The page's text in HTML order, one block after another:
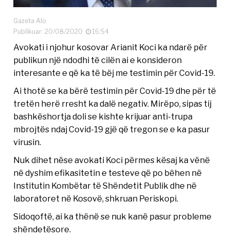
Gazeta Alo
Publikuar: 20/08/2020
16:54
Avokati i njohur kosovar Arianit Koci ka ndarë për
publikun një ndodhi të cilën ai e konsideron
interesante e që ka të bëj me testimin për Covid-19.
Ai thotë se ka bërë testimin për Covid-19 dhe për të
tretën herë rresht ka dalë negativ. Mirëpo, sipas tij
bashkëshortja doli se kishte krijuar anti-trupa
mbrojtës ndaj Covid-19 gjë që tregon se e ka pasur
virusin.
Nuk dihet nëse avokati Koci përmes kësaj ka vënë
në dyshim efikasitetin e testeve që po bëhen në
Institutin Kombëtar të Shëndetit Publik dhe në
laboratoret në Kosovë, shkruan Periskopi.
Sidoqoftë, ai ka thënë se nuk kanë pasur probleme
shëndetësore.